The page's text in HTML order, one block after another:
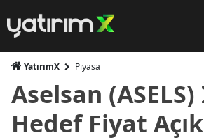
YatırımX Piyasa
Aselsan
Hedef Fiyat